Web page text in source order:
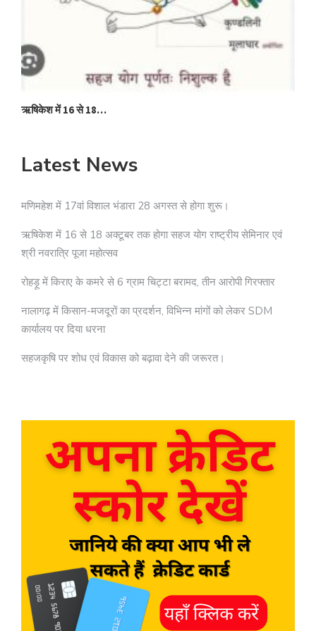
ऋषिकेश में 16 से 18…
Latest News
मणिमहेश में 17वां विशाल भंडारा 28 अगस्त से होगा शुरू।
ऋषिकेश में 16 से 18 अक्टूबर तक होगा सहज योग राष्ट्रीय सेमिनार एवं
श्री नवरात्रि पूजा महोत्सव
रोहड़ू में किराए के कमरे से 6 ग्राम चिट्टा बरामद, तीन आरोपी गिरफ्तार
नालागढ़ में किसान-मजदूरों का प्रदर्शन, विभिन्न मांगों को लेकर SDM
कार्यालय पर दिया धरना
सहजकृषि पर शोध एवं विकास को बढ़ावा देने की जरूरत।